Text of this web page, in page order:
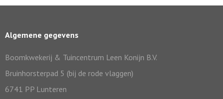
Algemene gegevens
Boomkwekerij & Tuincentrum Leen Konijn B.V.
Bruinhorsterpad 5 (bij de rode vlaggen)
6741 PP Lunteren